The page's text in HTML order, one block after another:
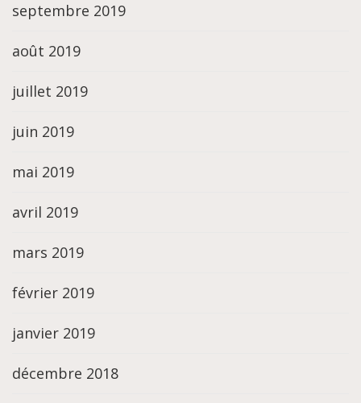
septembre 2019
août 2019
juillet 2019
juin 2019
mai 2019
avril 2019
mars 2019
février 2019
janvier 2019
décembre 2018